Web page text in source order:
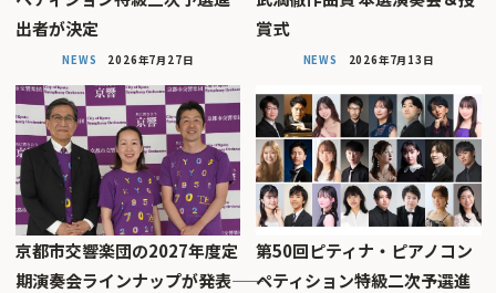
出者が決定
NEWS 2026年7月27日
賞式
NEWS 2026年7月13日
京都市交響楽団の2027年度定
期演奏会ラインナップが発表――
第50回ピティナ・ピアノコン
ペティション特級二次予選進